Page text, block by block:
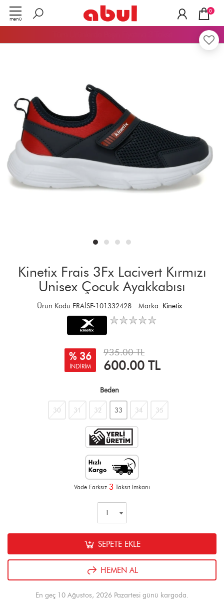
menü
0
Kinetix Frais 3Fx Lacivert Kırmızı
Unisex Çocuk Ayakkabısı
Ürün Kodu:FRAİSF-101332428 Marka: Kinetix
% 36
İNDİRİM
935.00 TL
600.00 TL
Beden
30 31 32 33 34 35
Vade Farksız 3 Taksit İmkanı
SEPETE EKLE
HEMEN AL
En geç 10 Ağustos, 2026 Pazartesi günü kargoda.